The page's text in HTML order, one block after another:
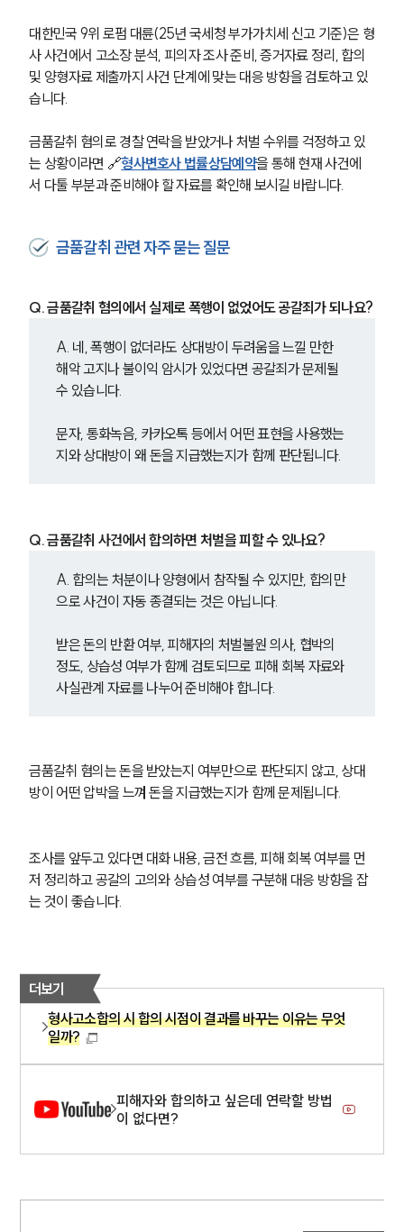
대한민국 9위 로펌 대륜(25년 국세청 부가가치세 신고 기준)은 형
사 사건에서 고소장 분석, 피의자 조사 준비, 증거자료 정리, 합의
및 양형자료 제출까지 사건 단계에 맞는 대응 방향을 검토하고 있
습니다.
금품갈취 혐의로 경찰 연락을 받았거나 처벌 수위를 걱정하고 있
는 상황이라면 🔗형사변호사 법률상담예약을 통해 현재 사건에
서 다툴 부분과 준비해야 할 자료를 확인해 보시길 바랍니다.
금품갈취 관련 자주 묻는 질문
Q. 금품갈취 혐의에서 실제로 폭행이 없었어도 공갈죄가 되나요?
A. 네, 폭행이 없더라도 상대방이 두려움을 느낄 만한
해악 고지나 불이익 암시가 있었다면 공갈죄가 문제될
수 있습니다.
문자, 통화녹음, 카카오톡 등에서 어떤 표현을 사용했는
지와 상대방이 왜 돈을 지급했는지가 함께 판단됩니다.
Q. 금품갈취 사건에서 합의하면 처벌을 피할 수 있나요?
A. 합의는 처분이나 양형에서 참작될 수 있지만, 합의만
으로 사건이 자동 종결되는 것은 아닙니다.
받은 돈의 반환 여부, 피해자의 처벌불원 의사, 협박의
정도, 상습성 여부가 함께 검토되므로 피해 회복 자료와
사실관계 자료를 나누어 준비해야 합니다.
금품갈취 혐의는 돈을 받았는지 여부만으로 판단되지 않고, 상대
방이 어떤 압박을 느껴 돈을 지급했는지가 함께 문제됩니다.
조사를 앞두고 있다면 대화 내용, 금전 흐름, 피해 회복 여부를 먼
저 정리하고 공갈의 고의와 상습성 여부를 구분해 대응 방향을 잡
는 것이 좋습니다.
더보기
형사고소합의 시 합의 시점이 결과를 바꾸는 이유는 무엇
일까?
피해자와 합의하고 싶은데 연락할 방법
이 없다면?